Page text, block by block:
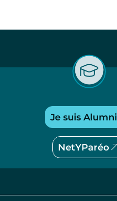
Je suis Alumni
NetYParéo